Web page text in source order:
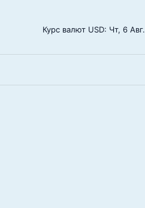
Курс валют USD: Чт, 6 Авг.